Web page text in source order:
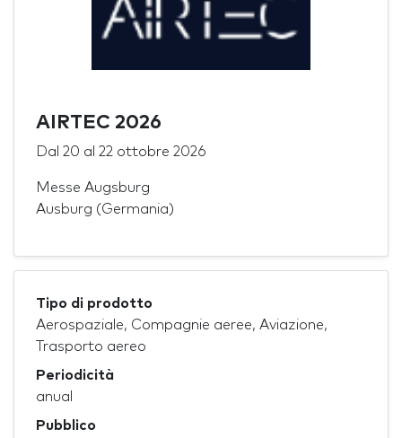
AIRTEC 2026
Dal 20 al 22 ottobre 2026
Messe Augsburg
Ausburg (Germania)
Tipo di prodotto
Aerospaziale, Compagnie aeree, Aviazione,
Trasporto aereo
Periodicità
anual
Pubblico